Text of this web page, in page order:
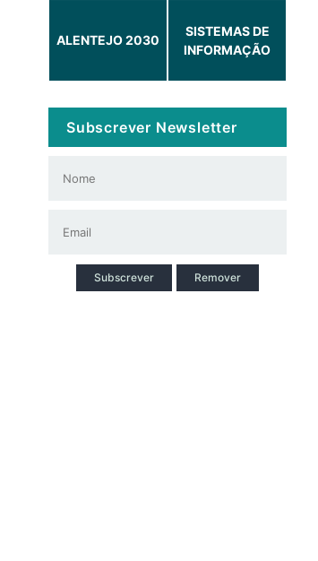
ALENTEJO 2030
SISTEMAS DE
INFORMAÇÃO
Subscrever Newsletter
Subscrever Remover